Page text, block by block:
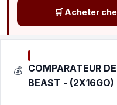
🛒 Acheter
💰 COMPARATEUR
BEAST -